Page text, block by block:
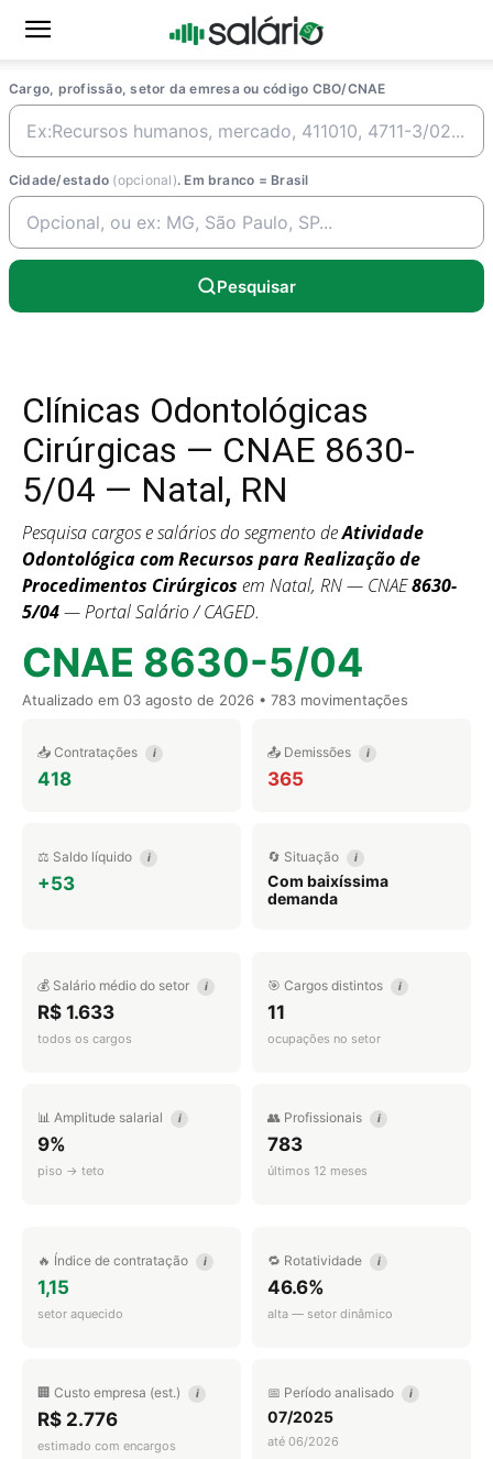
Cargo, profissão, setor da emresa ou código CBO/CNAE
Cidade/estado (opcional). Em branco = Brasil
Pesquisar
Clínicas Odontológicas
Cirúrgicas — CNAE 8630-
5/04 — Natal, RN
Pesquisa cargos e salários do segmento deAtividade
Odontológica com Recursos para Realização de
Procedimentos Cirúrgicos em Natal, RN — CNAE8630-
5/04— Portal Salário / CAGED.
CNAE 8630-5/04
Atualizado em 03 agosto de 2026 • 783 movimentações
📥 Contratações i
418
📤 Demissões i
365
⚖️ Saldo líquido i
+53
🔄 Situação i
Com baixíssima
demanda
💰 Salário médio do setor i
R$ 1.633
todos os cargos
🎯 Cargos distintos i
11
ocupações no setor
📊 Amplitude salarial i
9%
piso → teto
👥 Profissionais i
783
últimos 12 meses
🔥 Índice de contratação i
1,15
setor aquecido
🔁 Rotatividade i
46.6%
alta — setor dinâmico
🏢 Custo empresa (est.) i
R$ 2.776
estimado com encargos
📅 Período analisado i
07/2025
até 06/2026